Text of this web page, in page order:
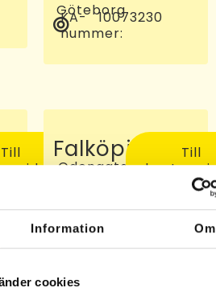
Information Om
cookies
Göteborg
KA-
nummer:
10073230
Till
Falköping
Odengatan
Falköping
KA-
nummer:
10072810
Till